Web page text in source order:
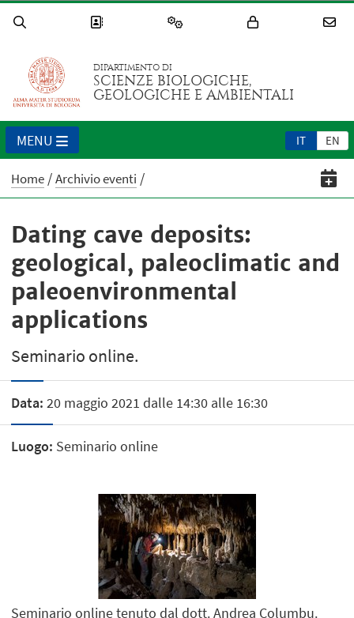
DIPARTIMENTO DI
SCIENZE BIOLOGICHE,
GEOLOGICHE E AMBIENTALI
IT EN
MENU
Home Archivio eventi
Dating cave deposits:
geological, paleoclimatic and
paleoenvironmental
applications
Seminario online.
Data: 20 maggio 2021 dalle 14:30 alle 16:30
Luogo: Seminario online
Seminario online tenuto dal dott. Andrea Columbu.